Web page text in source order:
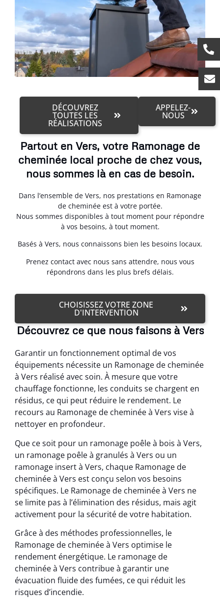
DÉCOUVREZ
TOUTES LES
RÉALISATIONS
APPELEZ-
NOUS
Partout en Vers, votre Ramonage de
cheminée local proche de chez vous,
nous sommes là en cas de besoin.
Dans l’ensemble de Vers, nos prestations en Ramonage
de cheminée est à votre portée.
Nous sommes disponibles à tout moment pour répondre
à vos besoins, à tout moment.
Basés à Vers, nous connaissons bien les besoins locaux.
Prenez contact avec nous sans attendre, nous vous
répondrons dans les plus brefs délais.
CHOISISSEZ VOTRE ZONE
D'INTERVENTION
Découvrez ce que nous faisons à Vers
Garantir un fonctionnement optimal de vos
équipements nécessite un Ramonage de cheminée
à Vers réalisé avec soin. À mesure que votre
chauffage fonctionne, les conduits se chargent en
résidus, ce qui peut réduire le rendement. Le
recours au Ramonage de cheminée à Vers vise à
nettoyer en profondeur.
Que ce soit pour un ramonage poêle à bois à Vers,
un ramonage poêle à granulés à Vers ou un
ramonage insert à Vers, chaque Ramonage de
cheminée à Vers est conçu selon vos besoins
spécifiques. Le Ramonage de cheminée à Vers ne
se limite pas à l’élimination des résidus, mais agit
activement pour la sécurité de votre habitation.
Grâce à des méthodes professionnelles, le
Ramonage de cheminée à Vers optimise le
rendement énergétique. Le ramonage de
cheminée à Vers contribue à garantir une
évacuation fluide des fumées, ce qui réduit les
risques d’incendie.